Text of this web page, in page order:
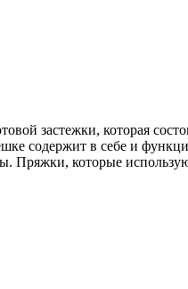
застежки, которая
содержит в себе и
Пряжки, которые